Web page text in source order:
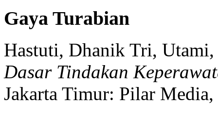
Gaya Turabian
Hastuti, Dhanik Tri,
Dasar Tindakan
Jakarta Timur: Pilar Media,